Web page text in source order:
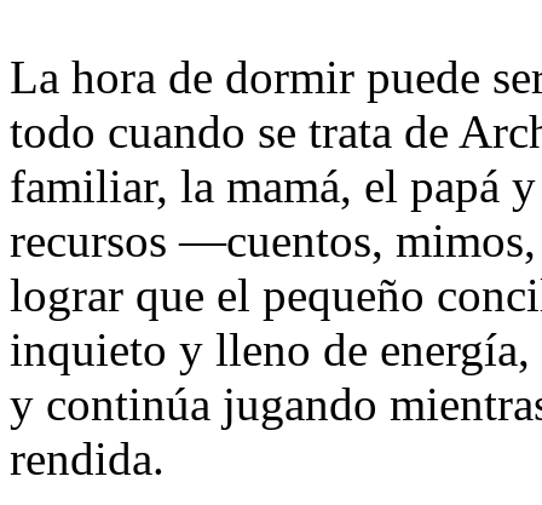
La hora de dormir puede
todo cuando se trata de
familiar, la mamá, el papá
recursos —cuentos,
lograr que el pequeño
inquieto y lleno de energía,
y continúa jugando
rendida.